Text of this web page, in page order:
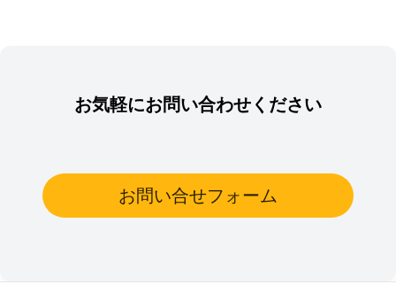
お気軽にお問い合わせください
お問い合せフォーム